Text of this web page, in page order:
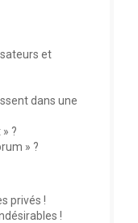
et
dans une
?
» ?
privés !
!